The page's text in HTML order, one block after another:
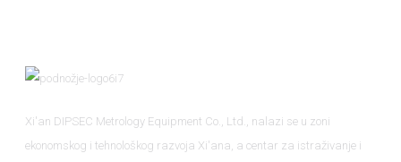
Xi'an DIPSEC Metrology Equipment Co., Ltd., nalazi se u zoni
ekonomskog i tehnološkog razvoja Xi'ana, a centar za istraživanje i